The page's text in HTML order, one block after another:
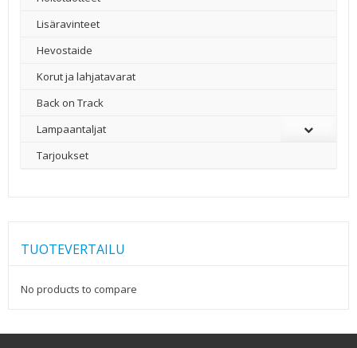
Lisäravinteet
Hevostaide
Korut ja lahjatavarat
Back on Track
Lampaantaljat
Tarjoukset
TUOTEVERTAILU
No products to compare